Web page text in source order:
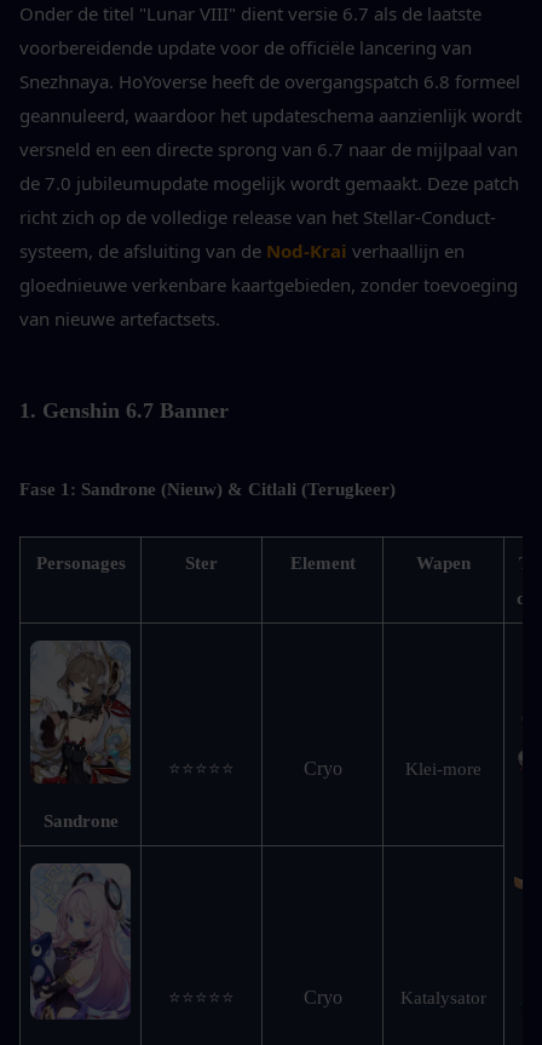
Onder de titel "Lunar VIII" dient versie 6.7 als de laatste
voorbereidende update voor de officiële lancering van
Snezhnaya. HoYoverse heeft de overgangspatch 6.8 formeel
geannuleerd, waardoor het updateschema aanzienlijk wordt
versneld en een directe sprong van 6.7 naar de mijlpaal van
de 7.0 jubileumupdate mogelijk wordt gemaakt. Deze patch
richt zich op de volledige release van het Stellar-Conduct-
systeem, de afsluiting van de Nod-Krai verhaallijn en
gloednieuwe verkenbare kaartgebieden, zonder toevoeging
van nieuwe artefactsets.
1. Genshin 6.7 Banner
Fase 1: Sandrone (Nieuw) & Citlali (Terugkeer)
Personages Ster Element Wapen
de
Sandrone
⭐⭐⭐⭐⭐ Cryo Klei-more
⭐⭐⭐⭐⭐ Cryo Katalysator